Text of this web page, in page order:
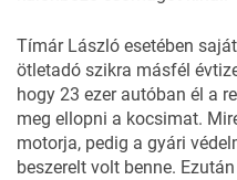
Tímár László esetében
ötletadó szikra másfél
hogy 23 ezer autóban él a
meg ellopni a kocsimat.
motorja, pedig a gyári
beszerelt volt benne.